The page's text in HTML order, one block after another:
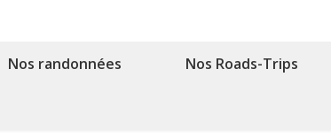
Nos randonnées Nos Roads-Trips